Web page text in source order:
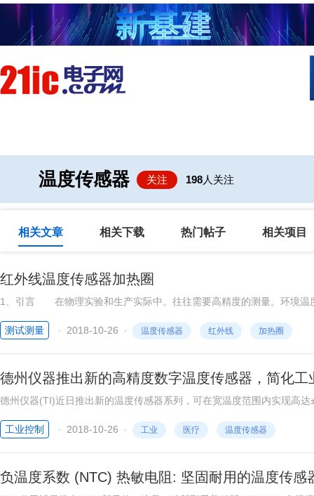
温度传感器 关注 198人关注
相关文章 相关下载 热门帖子 相关项目
红外线温度传感器加热圈
1、引言 在物理实验和生产实际中。往往需要高精度的测量。环境温
度进行精密的测量。对测量仪器也应有如下的要求，即制造成本低。测
测试测量
2018-10-26 温度传感器 红外线 加热圈
德州仪器推出新的高精度数字温度传感器，简化
德州仪器(TI)近日推出新的温度传感器系列，可在宽温度范围内实现高
7是第一款具有与Platinum RTD相似性能的单芯片温度传感器，同时显
温度传感器，符合医疗温度计的要求。这些新型设备可帮助工程师能够
及计量应用。
工业控制 2018-10-26 工业 医疗 温度传感器
负温度系数 (NTC) 热敏电阻: 坚固耐用的温度传感